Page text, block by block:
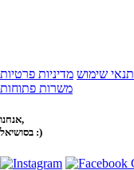
תנאי שימוש מדיניות פרטיות
משרות פתוחות
אנחנו,
בסושיאל :)